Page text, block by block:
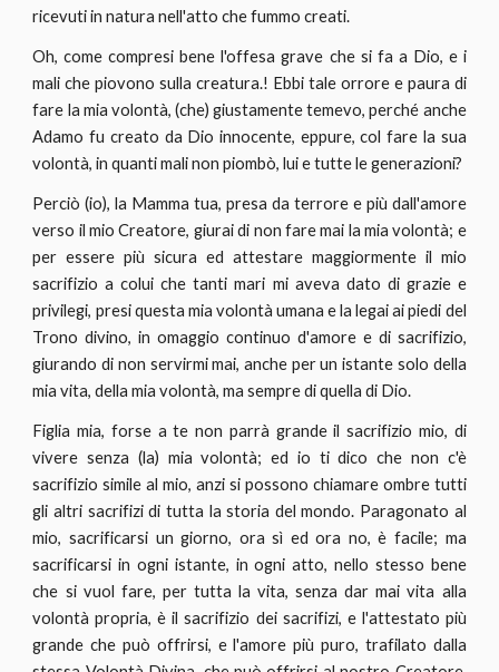
ricevuti in natura nell'atto che fummo creati.
Oh, come compresi bene l'offesa grave che si fa a Dio, e i
mali che piovono sulla creatura.! Ebbi tale orrore e paura di
fare la mia volontà, (che) giustamente temevo, perché anche
Adamo fu creato da Dio innocente, eppure, col fare la sua
volontà, in quanti mali non piombò, lui e tutte le generazioni?
Perciò (io), la Mamma tua, presa da terrore e più dall'amore
verso il mio Creatore, giurai di non fare mai la mia volontà; e
per essere più sicura ed attestare maggiormente il mio
sacrifizio a colui che tanti mari mi aveva dato di grazie e
privilegi, presi questa mia volontà umana e la legai ai piedi del
Trono divino, in omaggio continuo d'amore e di sacrifizio,
giurando di non servirmi mai, anche per un istante solo della
mia vita, della mia volontà, ma sempre di quella di Dio.
Figlia mia, forse a te non parrà grande il sacrifizio mio, di
vivere senza (la) mia volontà; ed io ti dico che non c'è
sacrifizio simile al mio, anzi si possono chiamare ombre tutti
gli altri sacrifizi di tutta la storia del mondo. Paragonato al
mio, sacrificarsi un giorno, ora sì ed ora no, è facile; ma
sacrificarsi in ogni istante, in ogni atto, nello stesso bene
che si vuol fare, per tutta la vita, senza dar mai vita alla
volontà propria, è il sacrifizio dei sacrifizi, e l'attestato più
grande che può offrirsi, e l'amore più puro, trafilato dalla